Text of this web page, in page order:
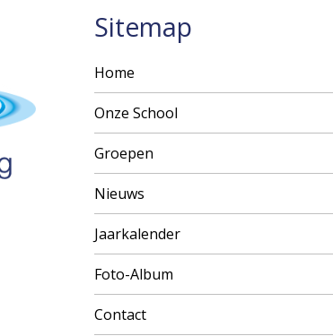
Sitemap
Home
Onze School
Groepen
Nieuws
Jaarkalender
Foto-Album
Contact